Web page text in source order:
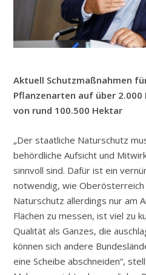
Aktuell Schutzmaßnahmen
Pflanzenarten auf über 2.000
von rund 100.500 Hektar
„Der staatliche Naturschutz
behördliche Aufsicht und
sinnvoll sind. Dafür ist ein
notwendig, wie
Naturschutz allerdings nur am
Flächen zu messen, ist viel zu
Qualität als Ganzes, die
können sich andere
eine Scheibe abschneiden“,